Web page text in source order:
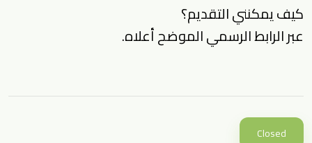
كيف يمكنني التقديم؟
عبر الرابط الرسمي الموضح أعلاه.
Closed